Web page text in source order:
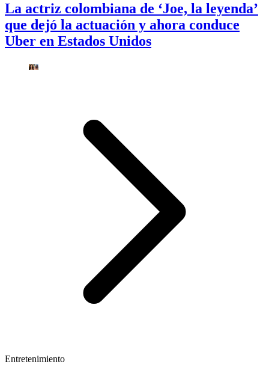
La actriz colombiana de ‘Joe, la leyenda’
que dejó la actuación y ahora conduce
Uber en Estados Unidos
Entretenimiento